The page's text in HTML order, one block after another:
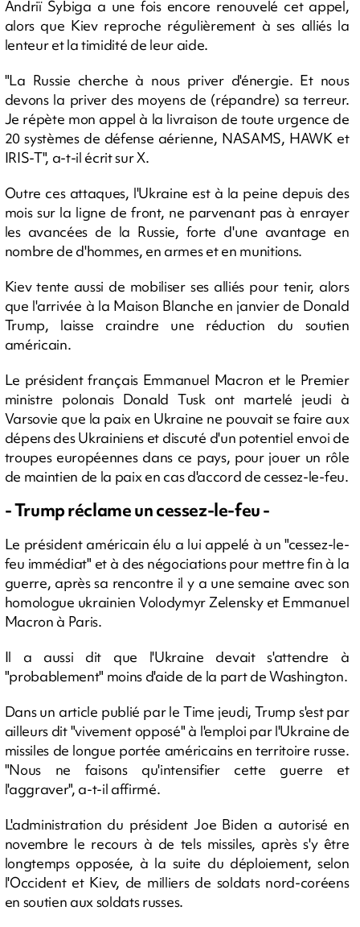
Andriï Sybiga a une fois encore renouvelé cet appel,
alors que Kiev reproche régulièrement à ses alliés la
lenteur et la timidité de leur aide.
"La Russie cherche à nous priver d'énergie. Et nous
devons la priver des moyens de (répandre) sa terreur.
Je répète mon appel à la livraison de toute urgence de
20 systèmes de défense aérienne, NASAMS, HAWK et
IRIS-T", a-t-il écrit sur X.
Outre ces attaques, l'Ukraine est à la peine depuis des
mois sur la ligne de front, ne parvenant pas à enrayer
les avancées de la Russie, forte d'une avantage en
nombre de d'hommes, en armes et en munitions.
Kiev tente aussi de mobiliser ses alliés pour tenir, alors
que l'arrivée à la Maison Blanche en janvier de Donald
Trump, laisse craindre une réduction du soutien
américain.
Le président français Emmanuel Macron et le Premier
ministre polonais Donald Tusk ont martelé jeudi à
Varsovie que la paix en Ukraine ne pouvait se faire aux
dépens des Ukrainiens et discuté d'un potentiel envoi de
troupes européennes dans ce pays, pour jouer un rôle
de maintien de la paix en cas d'accord de cessez-le-feu.
- Trump réclame un cessez-le-feu -
Le président américain élu a lui appelé à un "cessez-le-
feu immédiat" et à des négociations pour mettre fin à la
guerre, après sa rencontre il y a une semaine avec son
homologue ukrainien Volodymyr Zelensky et Emmanuel
Macron à Paris.
Il a aussi dit que l'Ukraine devait s'attendre à
"probablement" moins d'aide de la part de Washington.
Dans un article publié par le Time jeudi, Trump s'est par
ailleurs dit "vivement opposé" à l'emploi par l'Ukraine de
missiles de longue portée américains en territoire russe.
"Nous ne faisons qu'intensifier cette guerre et
l'aggraver", a-t-il affirmé.
L'administration du président Joe Biden a autorisé en
novembre le recours à de tels missiles, après s'y être
longtemps opposée, à la suite du déploiement, selon
l'Occident et Kiev, de milliers de soldats nord-coréens
en soutien aux soldats russes.